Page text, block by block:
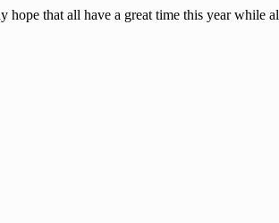
hope that all have a great time this year while